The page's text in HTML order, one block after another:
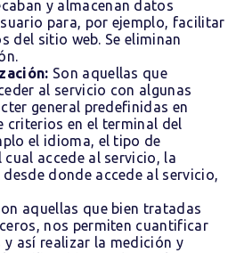
y almacenan datos
para, por ejemplo, facilitar
del sitio web. Se eliminan
Son aquellas que
al servicio con algunas
general predefinidas en
criterios en el terminal del
el idioma, el tipo de
accede al servicio, la
donde accede al servicio,
aquellas que bien tratadas
nos permiten cuantificar
y así realizar la medición y